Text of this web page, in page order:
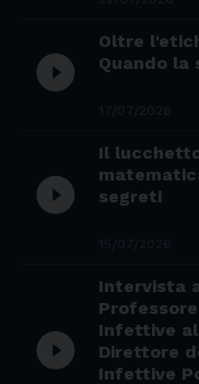
play_circle_filled
Oltre
Quando la
play_circle_filled
Il
segreti
play_circle_filled
Intervista
Infettive
Direttore
Infettive